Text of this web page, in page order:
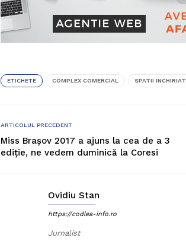
ETICHETE COMPLEX COMERCIAL SPATII INCHIRIAT
ARTICOLUL PRECEDENT
Miss Brașov 2017 a ajuns la cea de a 3
ediție, ne vedem duminică la Coresi
Ovidiu Stan
https://codlea-info.ro
Jurnalist